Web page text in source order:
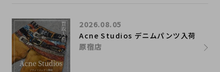
Acne Studios デニムパンツ入荷
2026.08.05
原宿店